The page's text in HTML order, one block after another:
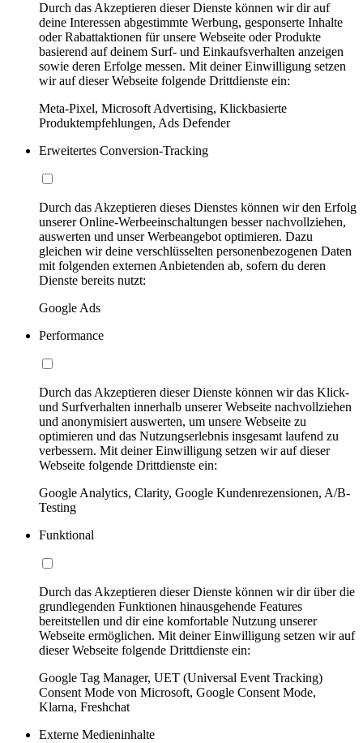
Durch das Akzeptieren dieser Dienste können wir dir auf
deine Interessen abgestimmte Werbung, gesponserte Inhalte
oder Rabattaktionen für unsere Webseite oder Produkte
basierend auf deinem Surf- und Einkaufsverhalten anzeigen
sowie deren Erfolge messen. Mit deiner Einwilligung setzen
wir auf dieser Webseite folgende Drittdienste ein:
Meta-Pixel, Microsoft Advertising, Klickbasierte
Produktempfehlungen, Ads Defender
Erweitertes Conversion-Tracking
Durch das Akzeptieren dieses Dienstes können wir den Erfolg
unserer Online-Werbeeinschaltungen besser nachvollziehen,
auswerten und unser Werbeangebot optimieren. Dazu
gleichen wir deine verschlüsselten personenbezogenen Daten
mit folgenden externen Anbietenden ab, sofern du deren
Dienste bereits nutzt:
Google Ads
Performance
Durch das Akzeptieren dieser Dienste können wir das Klick-
und Surfverhalten innerhalb unserer Webseite nachvollziehen
und anonymisiert auswerten, um unsere Webseite zu
optimieren und das Nutzungserlebnis insgesamt laufend zu
verbessern. Mit deiner Einwilligung setzen wir auf dieser
Webseite folgende Drittdienste ein:
Google Analytics, Clarity, Google Kundenrezensionen, A/B-
Testing
Funktional
Durch das Akzeptieren dieser Dienste können wir dir über die
grundlegenden Funktionen hinausgehende Features
bereitstellen und dir eine komfortable Nutzung unserer
Webseite ermöglichen. Mit deiner Einwilligung setzen wir auf
dieser Webseite folgende Drittdienste ein:
Google Tag Manager, UET (Universal Event Tracking)
Consent Mode von Microsoft, Google Consent Mode,
Klarna, Freshchat
Externe Medieninhalte